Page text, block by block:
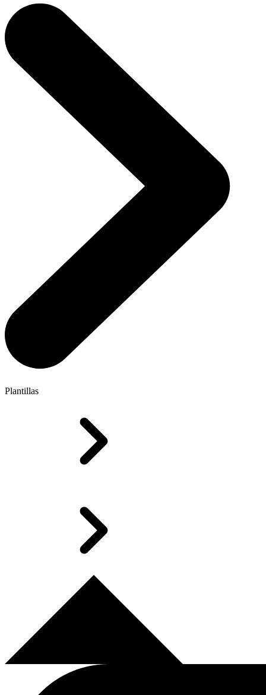
Plantillas